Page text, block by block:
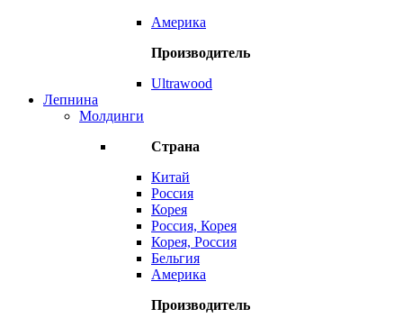
Америка
Производитель
Ultrawood
Лепнина
Молдинги
Страна
Китай
Россия
Корея
Россия, Корея
Корея, Россия
Бельгия
Америка
Производитель